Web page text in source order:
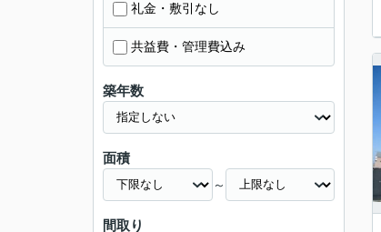
礼金・敷引なし
共益費・管理費込み
築年数
面積
～
間取り